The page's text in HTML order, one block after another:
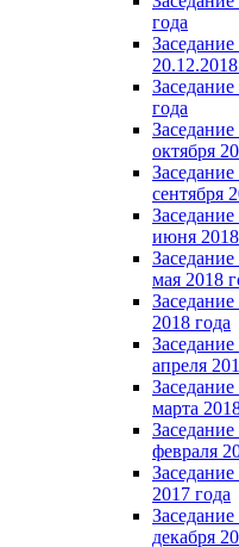
года
года
октября
сентября
июня 2018
мая 2018
2018 года
апреля
марта
февраля
2017 года
декабря